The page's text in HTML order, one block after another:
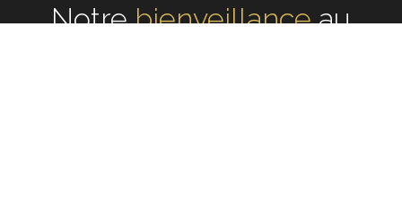
Notreécouteau cœur de